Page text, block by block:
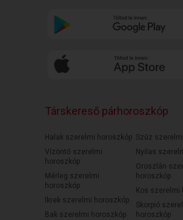
Társkereső párhoroszkóp
Halak szerelmi horoszkóp
Vízöntő szerelmi
horoszkóp
Mérleg szerelmi
horoszkóp
Ikrek szerelmi horoszkóp
Bak szerelmi horoszkóp
Szűz
Nyilas
Oroszlán
horoszkóp
Kos szerelmi
Skorpió
horoszkóp